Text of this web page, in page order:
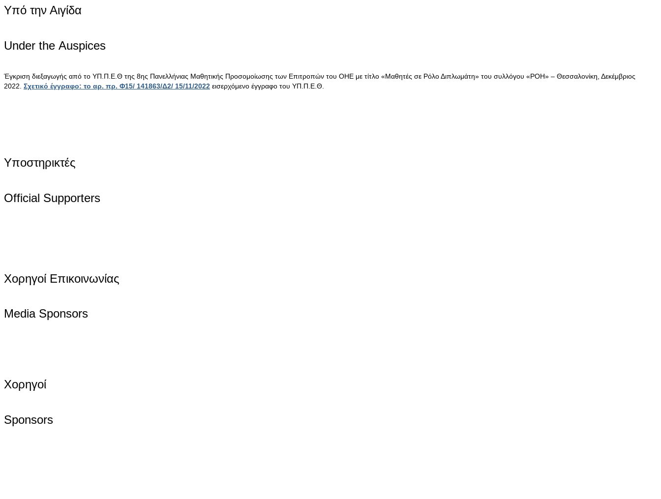
Υπό την Αιγίδα
Under the Αuspices
Έγκριση διεξαγωγής από το ΥΠ.Π.Ε.Θ της 8ης Πανελλήνιας Μαθητικής Προσομοίωσης των Επιτροπών του ΟΗΕ με τίτλο «Μαθητές σε Ρόλο Διπλωμάτη» του συλλόγου «ΡΟΗ» – Θεσσαλονίκη, Δεκέμβριος
2022. Σχετικό έγγραφο: το αρ. πρ. Φ15/ 141863/Δ2/ 15/11/2022 εισερχόμενο έγγραφο του ΥΠ.Π.Ε.Θ.
Υποστηρικτές
Official Supporters
Χορηγοί Επικοινωνίας
Media Sponsors
Χορηγοί
Sponsors